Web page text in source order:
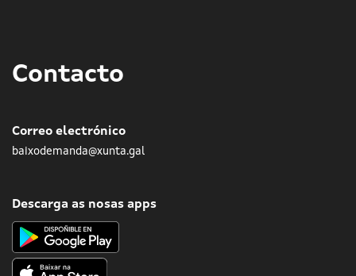
Contacto
Correo electrónico
baixodemanda@xunta.gal
Descarga as nosas apps